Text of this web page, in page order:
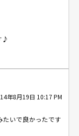
♪
年8月19日 10:17 PM
いで良かったです